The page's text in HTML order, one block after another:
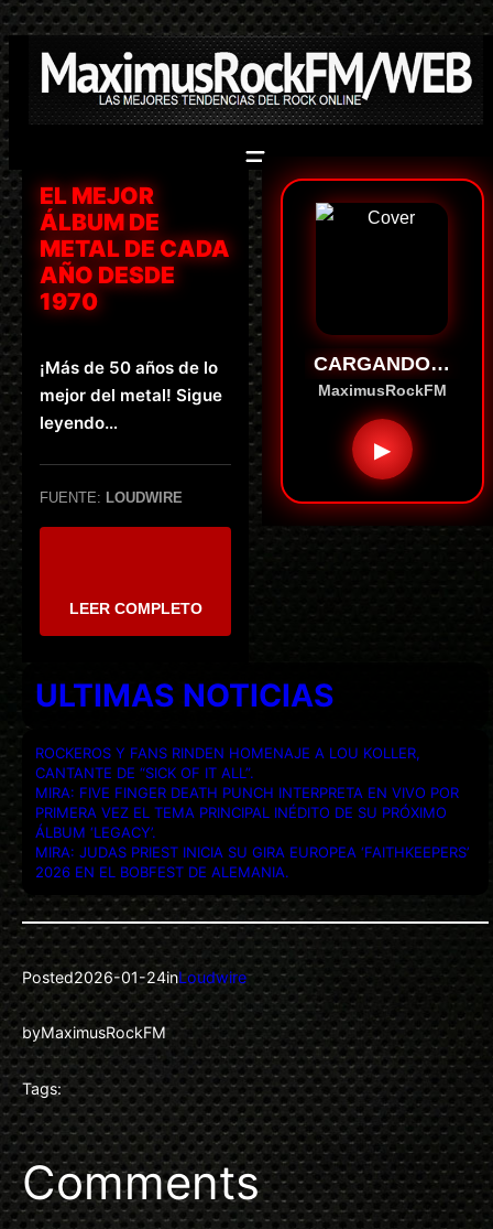
Saltar
al
contenido
EL MEJOR
ÁLBUM DE
METAL DE CADA
AÑO DESDE
1970
¡Más de 50 años de lo
mejor del metal! Sigue
leyendo…
FUENTE: LOUDWIRE
LEER COMPLETO
CARGANDO…
MaximusRockFM
▶
ULTIMAS NOTICIAS
ROCKEROS Y FANS RINDEN HOMENAJE A LOU KOLLER,
CANTANTE DE “SICK OF IT ALL”.
MIRA: FIVE FINGER DEATH PUNCH INTERPRETA EN VIVO POR
PRIMERA VEZ EL TEMA PRINCIPAL INÉDITO DE SU PRÓXIMO
ÁLBUM ‘LEGACY’.
MIRA: JUDAS PRIEST INICIA SU GIRA EUROPEA ‘FAITHKEEPERS’
2026 EN EL BOBFEST DE ALEMANIA.
Posted2026-01-24inLoudwire
byMaximusRockFM
Tags:
Comments